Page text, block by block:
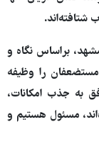
شتافته‌اند.
براساس نگاه و
را وظیفه
به جذب امکانات،
مسئول هستیم و